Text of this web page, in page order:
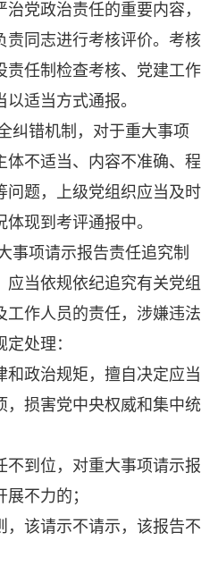
党政治责任的重要内容，
责同志进行考核评价。考核
责任制检查考核、党建工作
适当方式通报。
错机制，对于重大事项
体不适当、内容不准确、程
问题，上级党组织应当及时
现到考评通报中。
项请示报告责任追究制
应当依规依纪追究有关党组
工作人员的责任，涉嫌违法
处理：
政治规矩，擅自决定应当
，损害党中央权威和集中统
到位，对重大事项请示报
不力的；
该请示不请示，该报告不